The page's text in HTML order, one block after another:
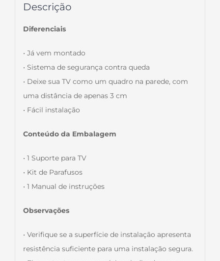
Descrição
Diferenciais
• Já vem montado
• Sistema de segurança contra queda
• Deixe sua TV como um quadro na parede, com
uma distância de apenas 3 cm
• Fácil instalação
Conteúdo da Embalagem
• 1 Suporte para TV
• Kit de Parafusos
• 1 Manual de instruções
Observações
• Verifique se a superfície de instalação apresenta
resistência suficiente para uma instalação segura.